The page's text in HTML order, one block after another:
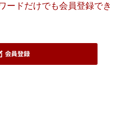
ードだけでも会員登録でき